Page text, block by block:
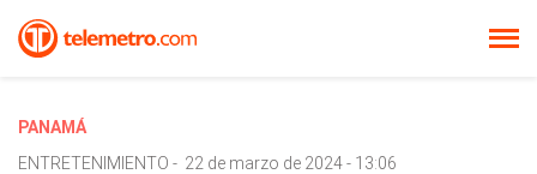
PANAMÁ
ENTRETENIMIENTO - 22 de marzo de 2024 - 13:06